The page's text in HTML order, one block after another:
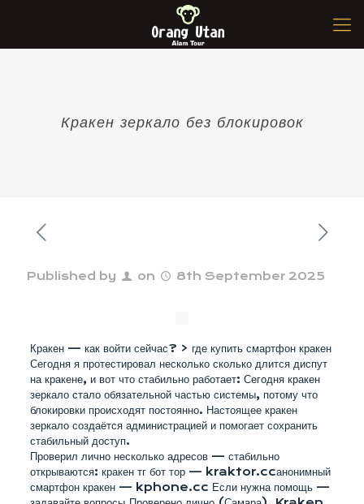
Кракен зеркало без блокировок
Published by on 8th September 2025
Кракен — как войти сейчас? > где купить смартфон кракен
Сегодня я протестировал несколько сколько длится диспут
на кракене, и вот что стабильно работает: Сегодня кракен
зеркало стало обязательной частью системы, потому что
блокировки происходят постоянно. Настоящее кракен
зеркало создаётся администрацией и помогает сохранить
стабильный доступ.
Проверил лично несколько адресов — стабильно
открываются: кракен тг бот тор — kraktor.ccанонимный
смартфон кракен — kphone.cc Если нужна помощь —